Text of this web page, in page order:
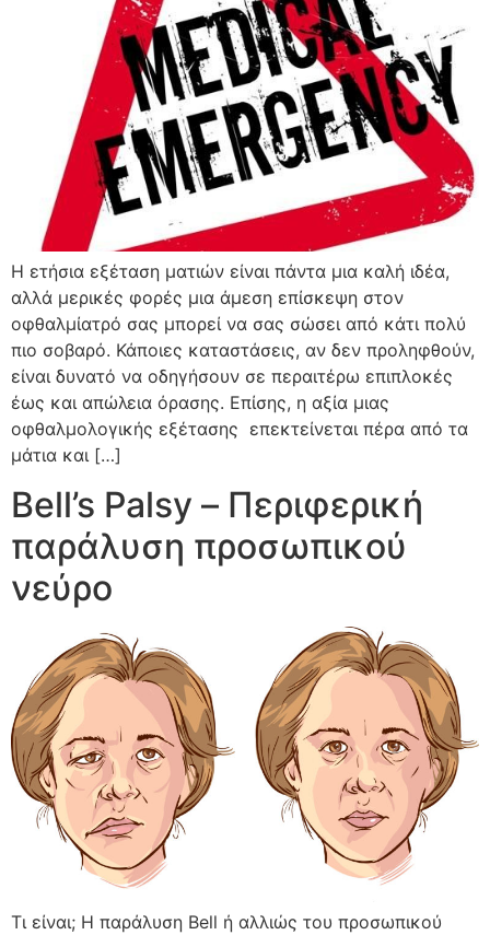
H ετήσια εξέταση ματιών είναι πάντα μια καλή ιδέα,
αλλά μερικές φορές μια άμεση επίσκεψη στον
οφθαλμίατρό σας μπορεί να σας σώσει από κάτι πολύ
πιο σοβαρό. Κάποιες καταστάσεις, αν δεν προληφθούν,
είναι δυνατό να οδηγήσουν σε περαιτέρω επιπλοκές
έως και απώλεια όρασης. Επίσης, η αξία μιας
οφθαλμολογικής εξέτασης επεκτείνεται πέρα από τα
μάτια και […]
Bell’s Palsy – Περιφερική
παράλυση προσωπικού
νεύρο
Τι είναι; Η παράλυση Bell ή αλλιώς του προσωπικού